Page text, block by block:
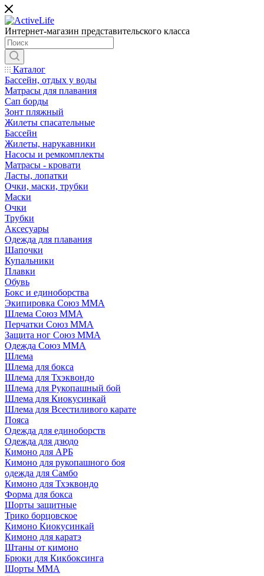
Интернет-магазин представительского класса
Каталог
Бассейн, отдых у воды
Матрасы для плавания
Сап борды
Зонт пляжный
Жилеты спасательные
Бассейн
Жилеты, нарукавники
Насосы и ремкомплекты
Матрасы - кровати
Ласты, лопатки
Очки, маски, трубки
Маски
Очки
Трубки
Аксесуары
Одежда для плавания
Шапочки
Купальники
Плавки
Обувь
Бокс и единоборства
Экипировка Союз ММА
Шлема Союз ММА
Перчатки Союз ММА
Защита ног Союз ММА
Одежда Союз ММА
Шлема
Шлема для бокса
Шлема для Тхэквондо
Шлема для Рукопашный бой
Шлема для Киокусинкай
Шлема для Всестиливого карате
Пояса
Одежда для единоборств
Одежда для дзюдо
Кимоно для АРБ
Кимоно для рукопашного боя
одежда для Самбо
Кимоно для Тхэквондо
Форма для бокса
Шорты защитные
Трико борцовское
Кимоно Киокусинкай
Кимоно для каратэ
Штаны от кимоно
Брюки для Кикбоксинга
Шорты ММА